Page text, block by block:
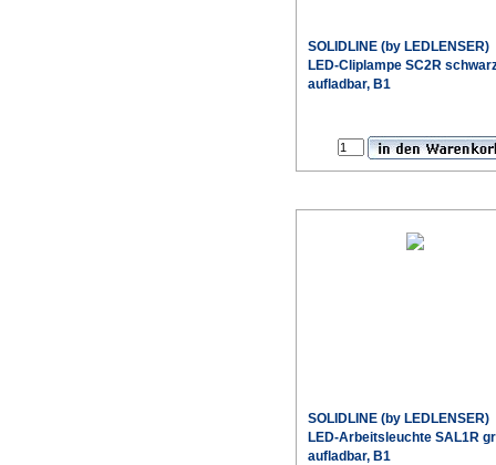
SOLIDLINE (by LEDLENSER)
LED-Cliplampe SC2R
aufladbar, B1
SOLIDLINE (by LEDLENSER)
LED-Arbeitsleuchte SAL1R
aufladbar, B1